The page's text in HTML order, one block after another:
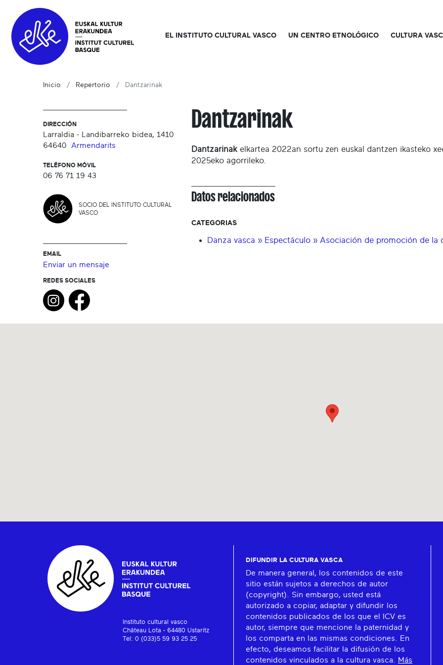
EL INSTITUTO CULTURAL VASCO UN CENTRO ETNOLÓGICO CULTURA
Inicio Repertorio Dantzarinak
DIRECCIÓN
Larraldia - Landibarreko bidea, 1410
64640
Armendarits
TELÉFONO MÓVIL
06 76 71 19 43
SOCIO DEL INSTITUTO CULTURAL
VASCO
EMAIL
Enviar un mensaje
REDES SOCIALES
Dantzarinak
Dantzarinak elkartea 2022an sortu zen euskal dantzen ikasteko
2025eko agorrileko.
Datos relacionados
CATEGORIAS
Danza vasca » Espectáculo » Asociación de promoción de la
Instituto cultural vasco
Château Lota - 64480 Ustaritz
Tel: 0 (033)5 59 93 25 25
DIFUNDIR LA CULTURA VASCA
De manera general, los contenidos de este
sitio están sujetos a derechos de autor
(copyright). Sin embargo, usted está
autorizado a copiar, adaptar y difundir los
contenidos publicados de los que el ICV es
autor, siempre que mencione la paternidad y
los comparta en las mismas condiciones. En
efecto, deseamos facilitar la difusión de los
contenidos vinculados a la cultura vasca.
Más